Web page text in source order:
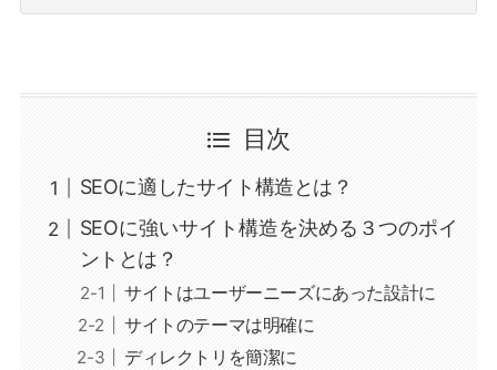
目次
SEOに適したサイト構造とは？
SEOに強いサイト構造を決める３つのポイ
ントとは？
サイトはユーザーニーズにあった設計に
サイトのテーマは明確に
ディレクトリを簡潔に